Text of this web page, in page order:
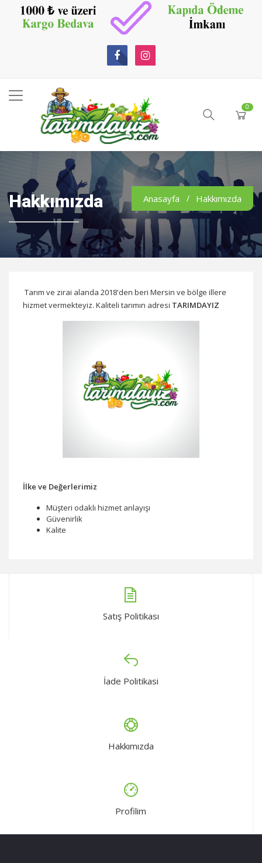
0
Hakkımızda Anasayfa Hakkımızda
Tarım ve zirai alanda 2018'den beri Mersin ve bölge illere
hizmet vermekteyiz. Kaliteli tarımın adresi TARIMDAYIZ
İlke ve Değerlerimiz
Müşteri odaklı hizmet anlayışı
Güvenirlik
Kalite
Satış Politikası
İade Politikasi
Hakkımızda
Profilim